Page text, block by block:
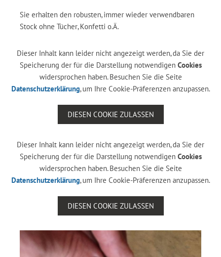
Sie erhalten den robusten, immer wieder verwendbaren
Stock ohne Tücher, Konfetti o.Ä.
Dieser Inhalt kann leider nicht angezeigt werden, da Sie der
Speicherung der für die Darstellung notwendigen Cookies
widersprochen haben. Besuchen Sie die Seite
Datenschutzerklärung, um Ihre Cookie-Präferenzen anzupassen.
DIESEN COOKIE ZULASSEN
Dieser Inhalt kann leider nicht angezeigt werden, da Sie der
Speicherung der für die Darstellung notwendigen Cookies
widersprochen haben. Besuchen Sie die Seite
Datenschutzerklärung, um Ihre Cookie-Präferenzen anzupassen.
DIESEN COOKIE ZULASSEN